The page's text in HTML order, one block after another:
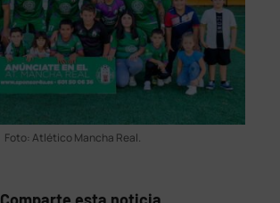
Foto: Atlético Mancha Real.